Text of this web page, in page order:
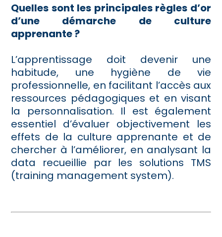
Quelles sont les principales règles d’or
d’une démarche de culture
apprenante ?
L’apprentissage doit devenir une
habitude, une hygiène de vie
professionnelle, en facilitant l’accès aux
ressources pédagogiques et en visant
la personnalisation. Il est également
essentiel d’évaluer objectivement les
effets de la culture apprenante et de
chercher à l’améliorer, en analysant la
data recueillie par les solutions TMS
(training management system).